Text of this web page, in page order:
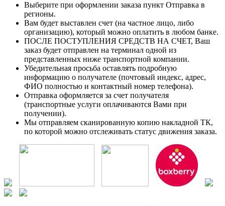
Выберите при оформлении заказа пункт Отправка в
регионы.
Вам будет выставлен счет (на частное лицо, либо
организацию), который можно оплатить в любом банке.
ПОСЛЕ ПОСТУПЛЕНИЯ СРЕДСТВ НА СЧЕТ, Ваш
заказ будет отправлен на терминал одной из
представленных ниже транспортной компании.
Убедительная просьба оставлять подробную
информацию о получателе (почтовый индекс, адрес,
ФИО полностью и контактный номер телефона).
Отправка оформляется за счет получателя
(транспортные услуги оплачиваются Вами при
получении).
Мы отправляем сканированную копию накладной ТК,
по которой можно отслеживать статус движения заказа.